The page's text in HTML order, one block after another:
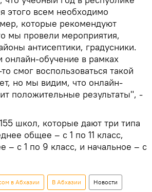
этого всем необходимо
которые рекомендуют
мы провели мероприятия,
антисептики, градусники.
онлайн-обучение в рамках
смог воспользоваться такой
но мы видим, что онлайн-
положительные результаты", -
школ, которые дают три типа
общее – с 1 по 11 класс,
– с 1 по 9 класс, и начальное – с
в Абхазии В Абхазии Новости